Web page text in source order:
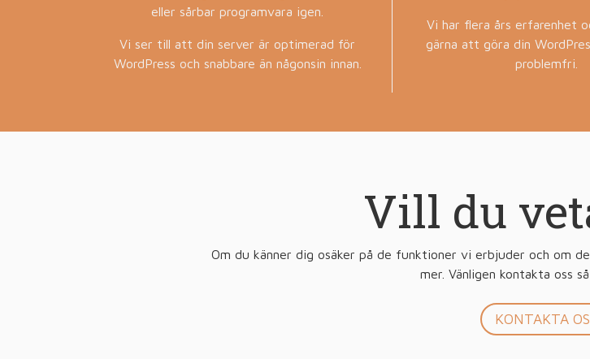
eller sårbar programvara igen.
Vi ser till att din server är optimerad för
WordPress och snabbare än någonsin innan.
Vi har flera års erfarenhet
gärna att göra din
problemfri.
Vill du
Om du känner dig osäker på de funktioner vi erbjuder och om
mer. Vänligen kontakta oss
KONTAKTA